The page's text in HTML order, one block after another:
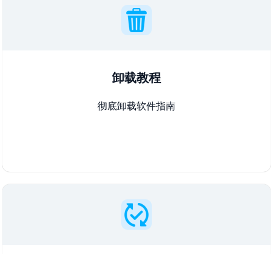
卸载教程
彻底卸载软件指南